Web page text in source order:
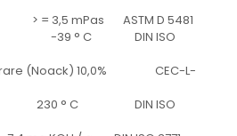
= 3,5 mPas ASTM D 5481
-39 ° C DIN ISO
(Noack) 10,0% CEC-L-
230 ° C DIN ISO